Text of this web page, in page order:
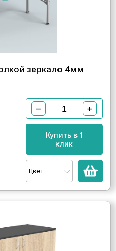
зеркало 4мм
− +
Купить в 1
клик
Цвет